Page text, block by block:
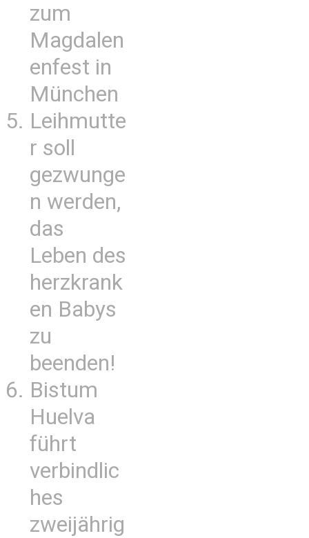
zum
Magdalen
enfest in
München
Leihmutte
r soll
gezwunge
n werden,
das
Leben des
herzkrank
en Babys
zu
beenden!
Bistum
Huelva
führt
verbindlic
hes
zweijährig